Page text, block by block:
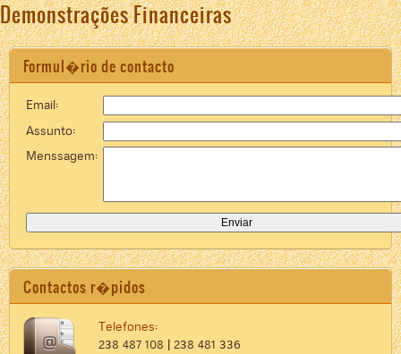
Demonstrações Financeiras
Formul�rio de contacto
Email:
Assunto:
Menssagem:
Contactos r�pidos
Telefones:
238 487 108 | 238 481 336